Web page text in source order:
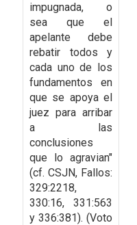
impugnada, o
sea que el
apelante debe
rebatir todos y
cada uno de los
fundamentos en
que se apoya el
juez para arribar
a las
conclusiones
que lo agravian"
(cf. CSJN, Fallos:
329:2218,
330:16, 331:563
y 336:381). (Voto